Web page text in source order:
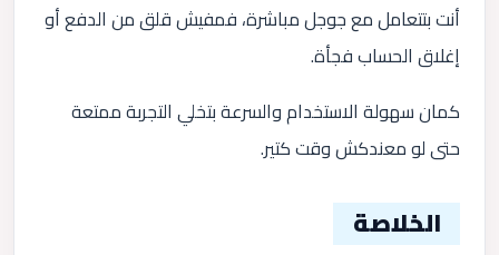
أنت بتتعامل مع جوجل مباشرة، فمفيش قلق من الدفع أو
إغلاق الحساب فجأة.
كمان سهولة الاستخدام والسرعة بتخلي التجربة ممتعة
حتى لو معندكش وقت كتير.
الخلاصة